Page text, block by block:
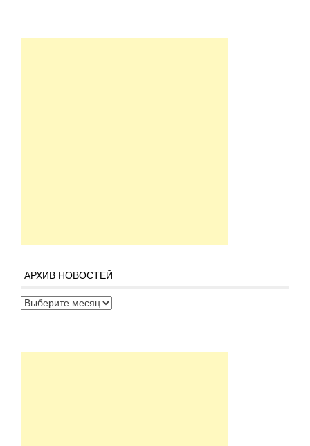
АРХИВ НОВОСТЕЙ
Архив новостей